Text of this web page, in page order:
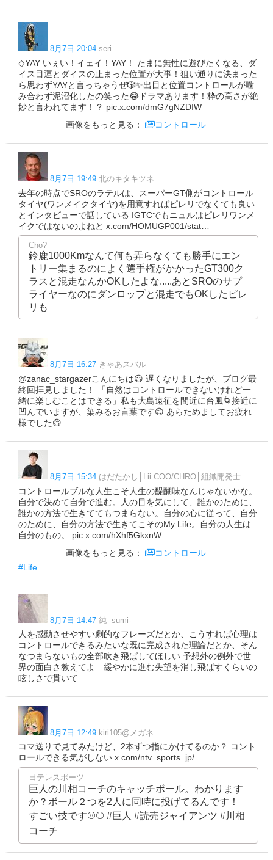
8月7日 20:04 seri
◇YAY いぇい！イェイ！YAY！ たまに無性に遊びたくなる、ダ
イス目運とダイスの止まった位置が大事！狙い通りに決まった
ら思わずYAYと言っちゃうぜ🎲✨出目と位置コントロールが噛
み合わず泥沼化したの笑った😂ドラマあります！枠の高さが絶
妙と言われてます！？ pic.x.com/dmG7gNZDIW
画像をもっと見る：
コントロール
8月7日 19:49 北のキタキツネ
去年の時点でSROのラテルは、スーパーGT側がコントロール
タイヤ(ワンメイクタイヤ)を用意すればピレリでなくても良い
とインタビューで話している IGTCでもニュルはピレリワンメ
イクではないのよねと x.com/HOMUGP001/stat…
Cho?
鈴鹿1000Kmなんて何も弄らなくても勝手にエン
トリー集まるのによく選手権がかかったGT300ク
ラスと混走なんかOKしたよな.....あとSROのサプ
ライヤーなのにダンロップと混走でもOKしたピレ
リも
8月7日 16:27 きゃあスバル
@zanac_stargazerこんにちは😃 遅くなりましたが、ブログ最
終回拝見しました！ 「自然はコントロールできないけれど一
緒に楽しむことはできる」私も大島遠征を間近に台風🌀接近に
凹んでいますが、染みるお言葉です😊 あらためましてお疲れ
様でした😄
8月7日 15:34 はだたかし│Lii COO/CHRO│組織開発士
コントロールブルな人生こそ人生の醍醐味なんじゃないかな。
自分で決めて自分で進む。人の目を気にして、誰かのために、
誰かの方法で生きててもつまらない。自分の心に従って、自分
のために、自分の方法で生きてこそのMy Life。自分の人生は
自分のもの。 pic.x.com/hXhf5GkxnW
画像をもっと見る：
コントロール
#Life
8月7日 14:47 純 -sumi-
人を感動させやすい劇的なフレーズだとか、こうすれば心理は
コントロールできるみたいな既に完成された理論だとか、そん
なつまらないもの全部吹き飛ばしてほしい 予想外の例外で世
界の面白さ教えてよ 緩やかに進む失望を消し飛ばすくらいの
眩しさで貫いて
8月7日 12:49 kiri105@メガネ
コマ送りで見てみたけど、2本ずつ指にかけてるのか？ コント
ロールできる気がしない x.com/ntv_sports_jp/…
日テレスポーツ
巨人の川相コーチのキャッチボール。わかります
か？ボール２つを2人に同時に投げてるんです！
すごい技です⚾️⚾️ #巨人 #読売ジャイアンツ #川相
コーチ